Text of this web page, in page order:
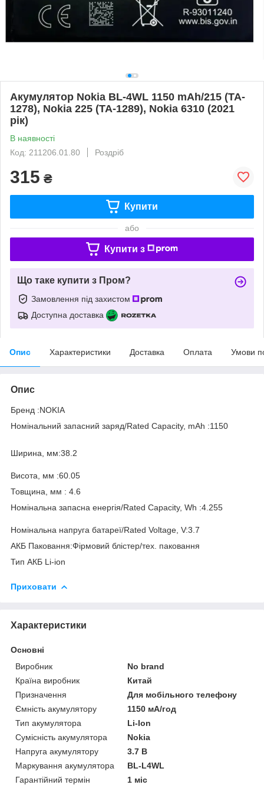
Акумулятор Nokia BL-4WL 1150 mAh/215 (TA-
1278), Nokia 225 (TA-1289), Nokia 6310 (2021
рік)
В наявності
Код: 211206.01.80
Роздріб
315 ₴
Купити
або
Купити з
Що таке купити з Пром?
Замовлення під захистом
Доступна доставка
Опис Характеристики Доставка Оплата Умови
Опис
Бренд :NOKIA
Номінальний запасний заряд/Rated Capacity, mAh :1150
Ширина, мм:38.2
Висота, мм :60.05
Товщина, мм : 4.6
Номінальна запасна енергія/Rated Capacity, Wh :4.255
Номінальна напруга батареї/Rated Voltage, V:3.7
АКБ Паковання:Фірмовий блістер/тех. паковання
Тип АКБ Li-ion
Приховати
Характеристики
Основні
Виробник
No brand
Країна виробник
Китай
Призначення
Для мобільного телефону
Ємність акумулятору
1150 мА/год
Тип акумулятора
Li-Ion
Сумісність акумулятора
Nokia
Напруга акумулятору
3.7 В
Маркування акумулятора
BL-L4WL
Гарантійний термін
1 міс